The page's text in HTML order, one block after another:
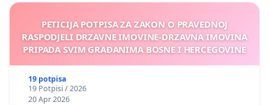
PETICIJA POTPISA ZA ZAKON O PRAVEDNOJ
RASPODJELI DRZAVNE IMOVINE-DRZAVNA IMOVINA
PRIPADA SVIM GRAĐANIMA BOSNE I HERCEGOVINE
19 potpisa
19 Potpisi / 2026
20 Apr 2026